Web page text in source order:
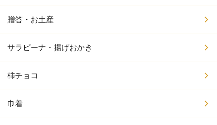
贈答・お土産
サラピーナ・揚げおかき
柿チョコ
巾着